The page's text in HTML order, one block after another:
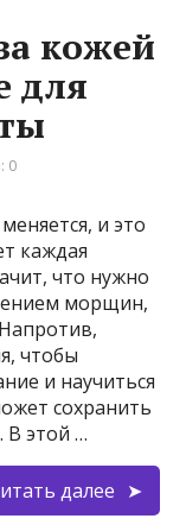
кожей
для
0
и это
каждая
что нужно
морщин,
чтобы
и научиться
сохранить
В этой …
далее